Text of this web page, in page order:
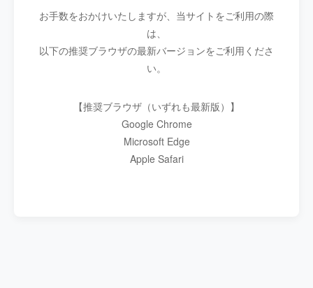
お手数をおかけいたしますが、当サイトをご利用の際
は、
以下の推奨ブラウザの最新バージョンをご利用くださ
い。
【推奨ブラウザ（いずれも最新版）】
Google Chrome
Microsoft Edge
Apple Safari